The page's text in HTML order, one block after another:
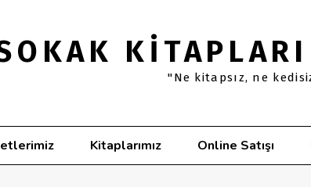
"Ne kitapsız, ne
Kitaplarımız Online Satışı